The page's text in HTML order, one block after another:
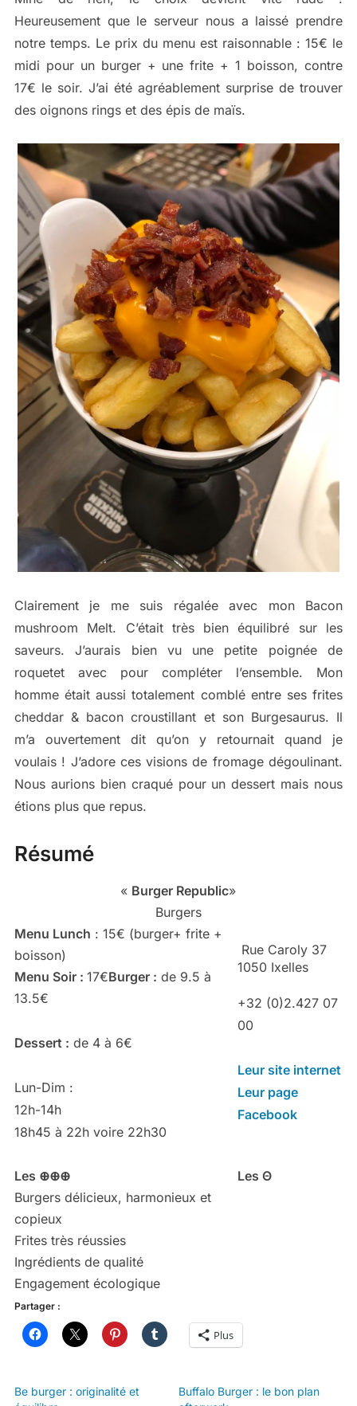
Heureusement que le serveur nous a laissé prendre
notre temps. Le prix du menu est raisonnable : 15€ le
midi pour un burger + une frite + 1 boisson, contre
17€ le soir. J’ai été agréablement surprise de trouver
des oignons rings et des épis de maïs.
Clairement je me suis régalée avec mon Bacon
mushroom Melt. C’était très bien équilibré sur les
saveurs. J’aurais bien vu une petite poignée de
roquetet avec pour compléter l’ensemble. Mon
homme était aussi totalement comblé entre ses frites
cheddar & bacon croustillant et son Burgesaurus. Il
m’a ouvertement dit qu’on y retournait quand je
voulais ! J’adore ces visions de fromage dégoulinant.
Nous aurions bien craqué pour un dessert mais nous
étions plus que repus.
Résumé
« Burger Republic»
Burgers
Menu Lunch : 15€ (burger+ frite +
boisson)
Menu Soir : 17€Burger : de 9.5 à
13.5€
Dessert : de 4 à 6€
Lun-Dim :
12h-14h
18h45 à 22h voire 22h30
Rue Caroly 37
1050 Ixelles
+32 (0)2.427 07
00
Leur site internet
Leur page
Facebook
Les ⊕⊕⊕
Les Θ
Burgers délicieux, harmonieux et
copieux
Frites très réussies
Ingrédients de qualité
Engagement écologique
Partager :
Plus
Be burger : originalité et
Buffalo Burger : le bon plan